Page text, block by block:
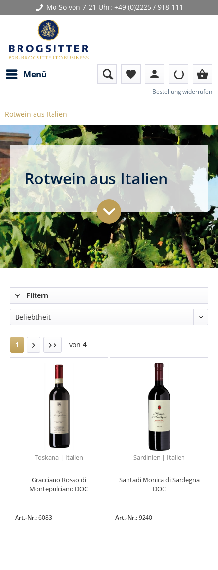
Mo-So von 7-21 Uhr: +49 (0)2225 / 918 111
Menü favorite person shopping_basket
Bestellung widerrufen
Rotwein aus Italien
Rotwein aus Italien
Filtern
1 von 4
Toskana | Italien
Gracciano Rosso di
Montepulciano DOC
Art.-Nr.:6083
Sardinien | Italien
Santadi Monica di Sardegna
DOC
Art.-Nr.:9240